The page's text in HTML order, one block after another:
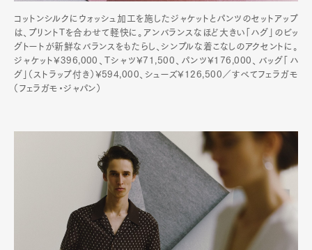
コットンシルクにウォッシュ加工を施したジャケットとパンツのセットアップ
は、プリントTを合わせて軽快に。アンバランスなほど大きい「ハグ」のビッ
グトートが新鮮なバランスをもたらし、シンプルな着こなしのアクセントに。
ジャケット¥396,000、Tシャツ¥71,500、パンツ¥176,000、バッグ「ハ
グ」（ストラップ付き）¥594,000、シューズ¥126,500／すべてフェラガモ
（フェラガモ・ジャパン）